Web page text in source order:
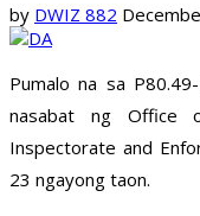
by DWIZ 882
Pumalo na sa
nasabat ng Office
Inspectorate and
23 ngayong taon.